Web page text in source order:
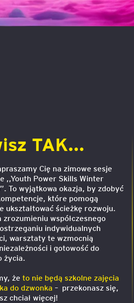
TAK...
Cię na zimowe sesje
,,Youth Power Skills Winter
To wyjątkowa okazja, by zdobyć
które pomogą
ukształtować ścieżkę rozwoju.
zrozumieniu współczesnego
indywidualnych
warsztaty te wzmocnią
i gotowość do
życia.
że to nie będą szkolne zajęcia
do dzwonka – przekonasz się,
chciał więcej!